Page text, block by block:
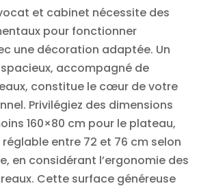
et cabinet nécessite des
pour fonctionner
une décoration adaptée. Un
accompagné de
constitue le cœur de votre
Privilégiez des dimensions
160×80 cm pour le plateau,
entre 72 et 76 cm selon
en considérant l’ergonomie des
Cette surface généreuse